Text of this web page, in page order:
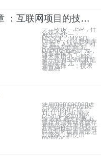
《互联网项目运营分析》第四章 ：互联网项目的技术选择与应用
一，PHP、JSP，什
么技术好 三，
ACCESS、
MSSQL、MYSQL、
Oracle，什么数据库
好 四，AJAX火了和
生成静态页面 五，
DIV和页面布局 六，
服务器技术 七，新
技术应用 八，期待
新一代的SGML和笔
者的研究 九，网站
如何选择 一，技术
是基础
使用memcached进
行内存缓存Posted
on 2009-01-14
11:11 linFen 阅读
(254) 评论(0) 编
辑 收藏 通常的网页
缓存方式有动态缓存
和静态缓存等几种，
在ASP.NET中已经可
以实现对页面局部进
行缓存，而使用
memcach